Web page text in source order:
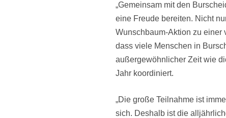
„Gemeinsam mit den
eine Freude bereiten. Nicht
Wunschbaum-Aktion zu einer
dass viele Menschen in
außergewöhnlicher Zeit wie
Jahr koordiniert.
„Die große Teilnahme ist
sich. Deshalb ist die